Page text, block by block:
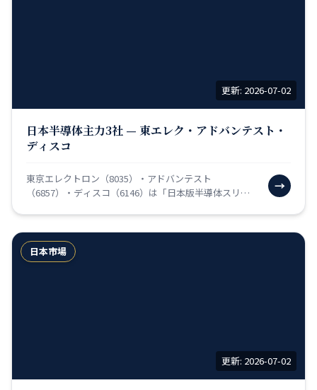
更新: 2026-07-02
日本半導体主力3社 — 東エレク・アドバンテスト・
ディスコ
東京エレクトロン（8035）・アドバンテスト
（6857）・ディスコ（6146）は「日本版半導体スリー
→
日本市場
更新: 2026-07-02